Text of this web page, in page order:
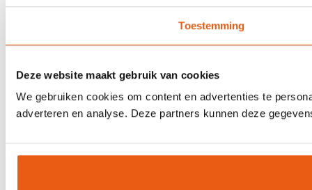
Toestemming
Deze website maakt gebruik van cookies
We gebruiken cookies om content en advertenties te
adverteren en analyse. Deze partners kunnen deze